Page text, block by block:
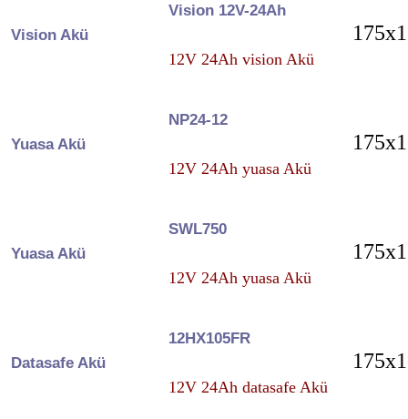
Vision Akü
Vision 12V-24Ah
12V 24Ah vision Akü
Yuasa Akü
NP24-12
12V 24Ah yuasa Akü
Yuasa Akü
SWL750
12V 24Ah yuasa Akü
Datasafe Akü
12HX105FR
12V 24Ah datasafe Akü